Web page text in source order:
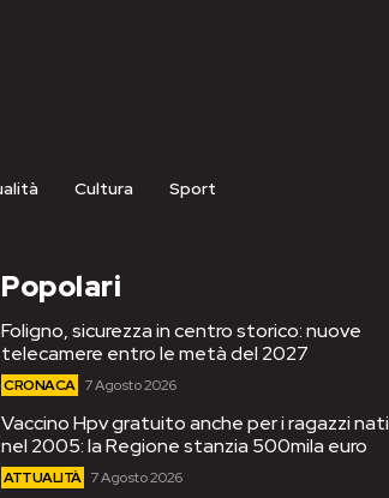
Cultura Sport
Popolari
Foligno, sicurezza in centro storico: nuove
telecamere entro le metà del 2027
CRONACA 7 Agosto 2026
Vaccino Hpv gratuito anche per i ragazzi nati
nel 2005: la Regione stanzia 500mila euro
ATTUALITÀ 7 Agosto 2026